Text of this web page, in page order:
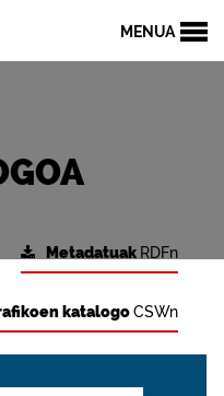
MENUA
Metadatuak RDFn
katalogoCSWn